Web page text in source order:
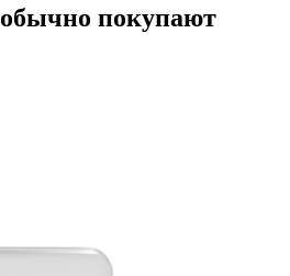
обычно покупают